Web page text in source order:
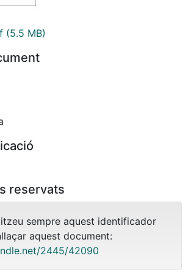
(5.5 MB)
reservats
sempre aquest identificador
aquest document:
2445/42090